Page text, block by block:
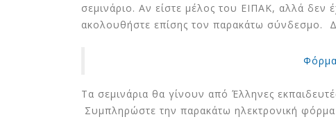
σεμινάριο. Αν είστε μέλος του ΕΙΠΑΚ, αλλά
ακολουθήστε επίσης τον παρακάτω σύνδεσμο.
Τα σεμινάρια θα γίνουν από Έλληνες
Συμπληρώστε την παρακάτω ηλεκτρονική
Ευρωπαίοι εταίροι στην
Κηφισιά για την